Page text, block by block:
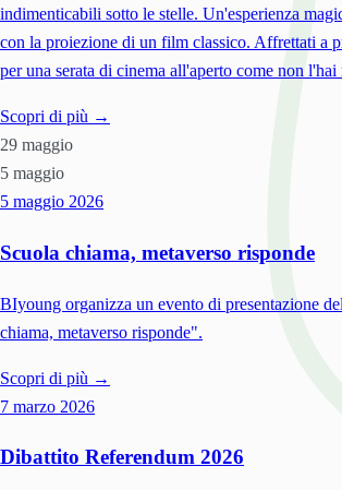
indimenticabili sotto le stelle. Un'esperienza
con la proiezione di un film classico. Affrettati a
per una serata di cinema all'aperto come non
Scopri di più →
29 maggio
5 maggio
5 maggio 2026
Scuola chiama, metaverso risponde
BIyoung organizza un evento di presentazione
chiama, metaverso risponde".
Scopri di più →
7 marzo 2026
Dibattito Referendum 2026